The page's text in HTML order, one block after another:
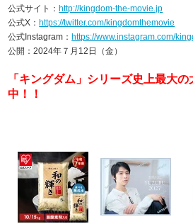
公式サイト： http://kingdom-the-movie.jp
公式X： https://twitter.com/kingdomthemovie
公式Instagram： https://www.instagram.com/
公開：2024年７月12日（金）
「キングダム」シリーズ史上最大
中！！